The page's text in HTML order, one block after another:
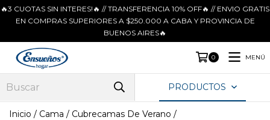
🔥3 CUOTAS SIN INTERES!🔥 // TRANSFERENCIA 10% OFF🔥 // ENVIO GRATIS
EN COMPRAS SUPERIORES A $250.000 A CABA Y PROVINCIA DE
BUENOS AIRES🔥
0 MENÚ
PRODUCTOS
Inicio / Cama / Cubrecamas De Verano /